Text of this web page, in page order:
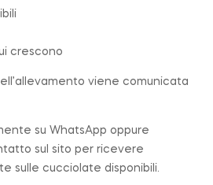
crescono
viene comunicata
su WhatsApp oppure
sul sito per ricevere
sulle cucciolate disponibili.